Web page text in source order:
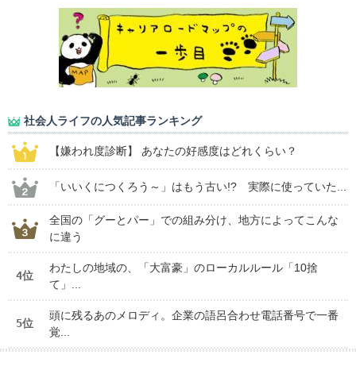
社会人ライフの人気記事ランキング
【嫌われ度診断】 あなたの好感度はどれくらい？
「いいくにつくろう～」はもう古い!? 実際に使っていた...
全国の「グーとパー」での組み分け、地方によってこんな
に違う
4位
わたしの地域の、「大富豪」のローカルルール「10捨
て」...
5位
頭に残るあのメロディ。企業の語呂合わせ電話番号で一番
覚...